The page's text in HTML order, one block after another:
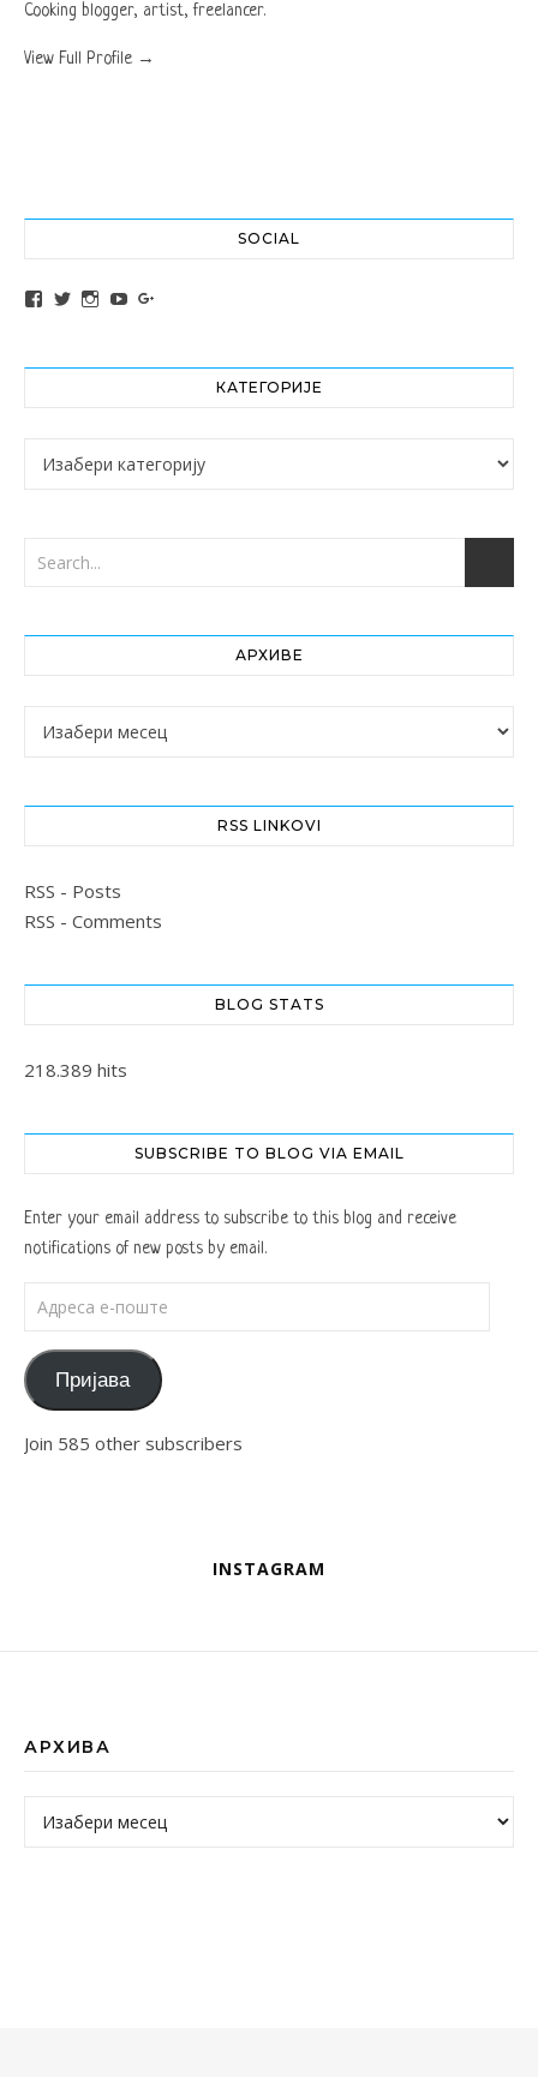
Cooking blogger, artist, freelancer.
View Full Profile →
SOCIAL
View altochef’s profile on Facebook
View jovancica73’s profile on Twitter
View jovancica73’s profile on Instagram
View jovancica73’s profile on YouTube
КАТЕГОРИЈЕ
Категорије
АРХИВЕ
Архиве
RSS LINKOVI
RSS - Posts
RSS - Comments
BLOG STATS
218.389 hits
SUBSCRIBE TO BLOG VIA EMAIL
Enter your email address to subscribe to this blog and receive
notifications of new posts by email.
Пријава
Join 585 other subscribers
INSTAGRAM
АРХИВА
Архива